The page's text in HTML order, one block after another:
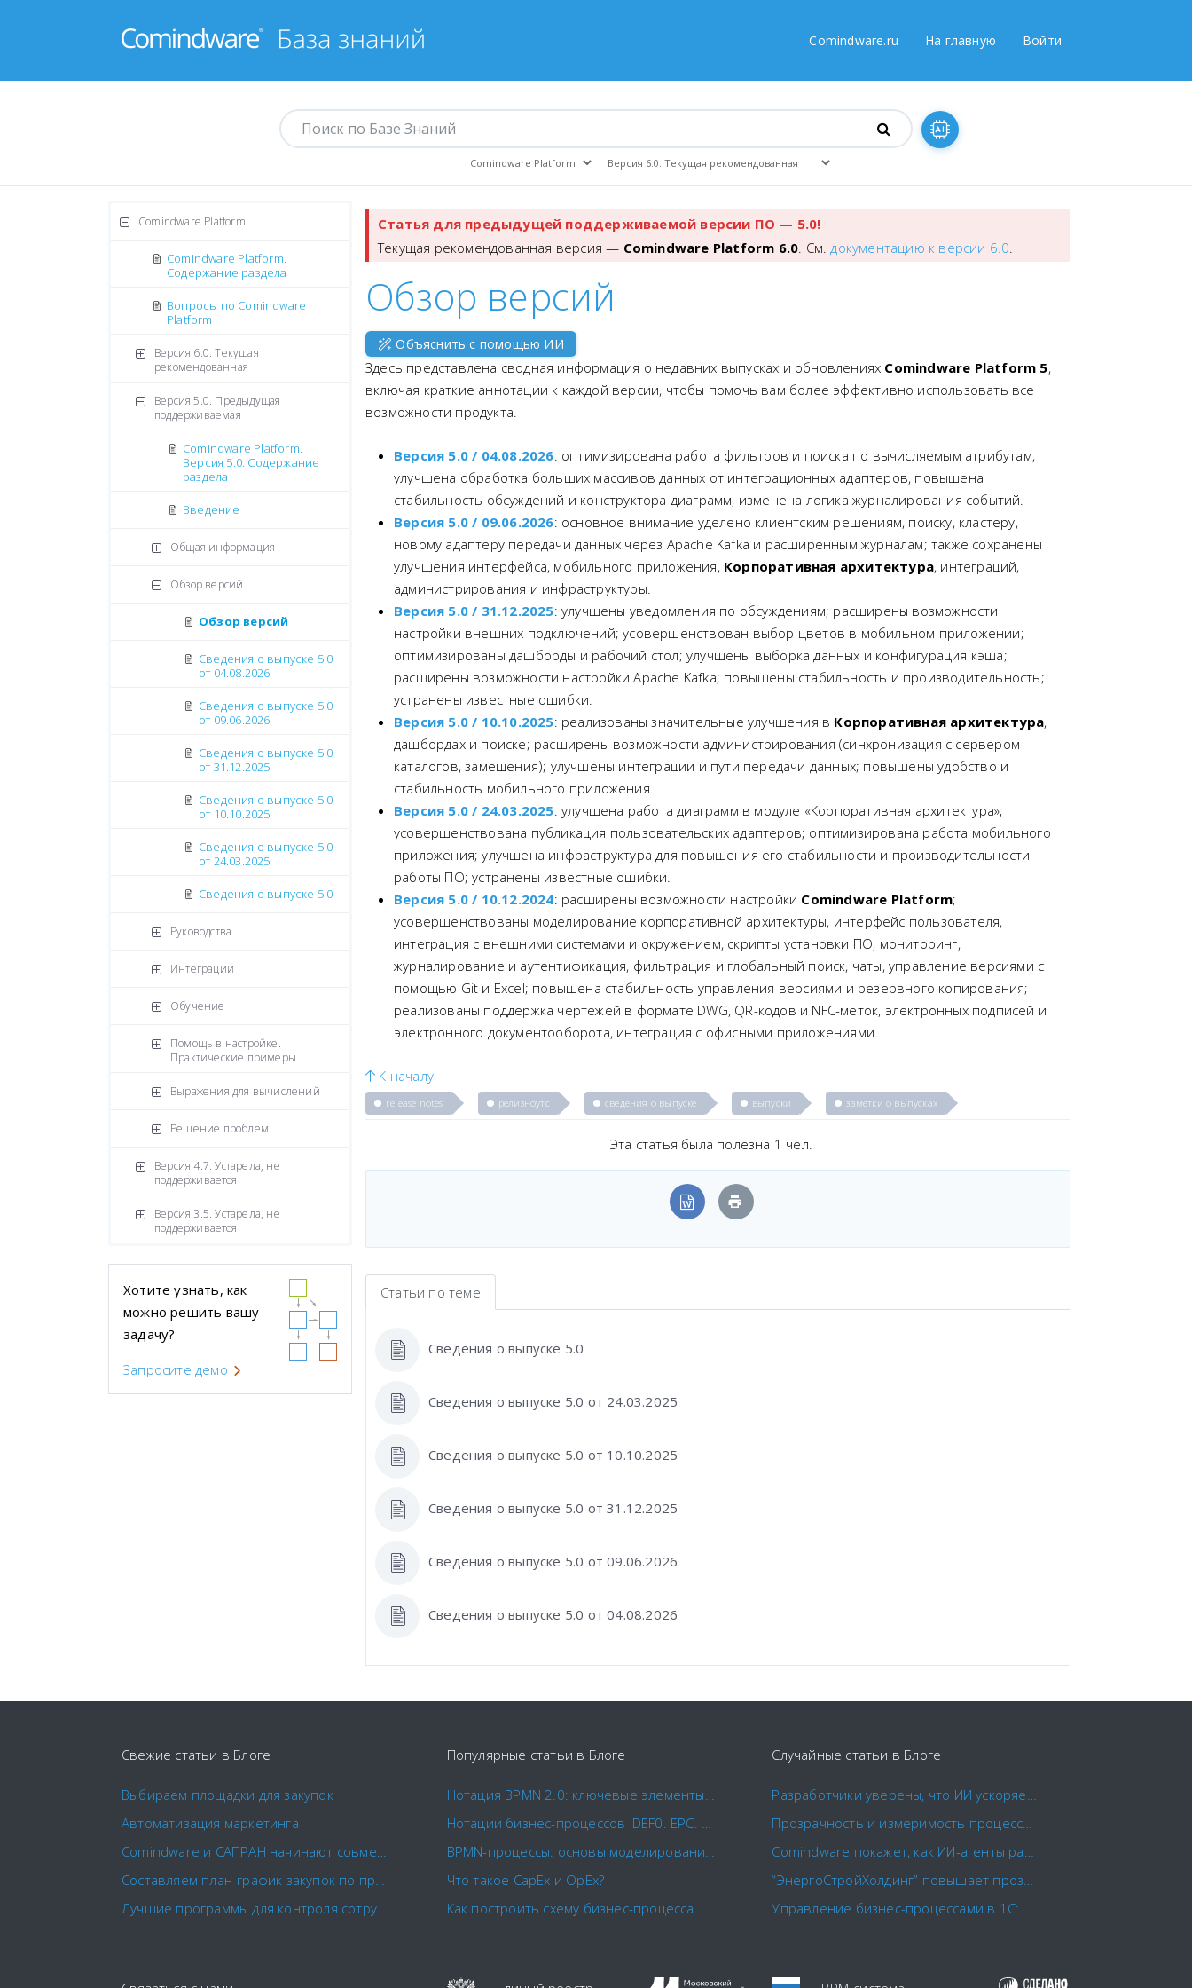
Comindware.ru На главную Войти
Comindware Platform
Comindware Platform.
Содержание раздела
Вопросы по Comindware
Platform
Версия 6.0. Текущая
рекомендованная
Версия 5.0. Предыдущая
поддерживаемая
Comindware Platform.
Версия 5.0. Содержание
раздела
Введение
Общая информация
Обзор версий
Обзор версий
Сведения о выпуске 5.0
от 04.08.2026
Сведения о выпуске 5.0
от 09.06.2026
Сведения о выпуске 5.0
от 31.12.2025
Сведения о выпуске 5.0
от 10.10.2025
Сведения о выпуске 5.0
от 24.03.2025
Сведения о выпуске 5.0
Руководства
Интеграции
Обучение
Помощь в настройке.
Практические примеры
Выражения для вычислений
Решение проблем
Версия 4.7. Устарела, не
поддерживается
Версия 3.5. Устарела, не
поддерживается
Хотите узнать, как
можно решить вашу
задачу?
Запросите демо
Статья для предыдущей поддерживаемой версии ПО — 5.0!
Текущая рекомендованная версия — Comindware Platform 6.0. См.документацию к версии 6.0.
Обзор версий
Объяснить с помощью ИИ
Здесь представлена сводная информация о недавних выпусках и обновлениях Comindware Platform 5,
включая краткие аннотации к каждой версии, чтобы помочь вам более эффективно использовать все
возможности продукта.
Версия 5.0 / 04.08.2026: оптимизирована работа фильтров и поиска по вычисляемым атрибутам,
улучшена обработка больших массивов данных от интеграционных адаптеров, повышена
стабильность обсуждений и конструктора диаграмм, изменена логика журналирования событий.
Версия 5.0 / 09.06.2026: основное внимание уделено клиентским решениям, поиску, кластеру,
новому адаптеру передачи данных через Apache Kafka и расширенным журналам; также сохранены
улучшения интерфейса, мобильного приложения, Корпоративная архитектура, интеграций,
администрирования и инфраструктуры.
Версия 5.0 / 31.12.2025: улучшены уведомления по обсуждениям; расширены возможности
настройки внешних подключений; усовершенствован выбор цветов в мобильном приложении;
оптимизированы дашборды и рабочий стол; улучшены выборка данных и конфигурация кэша;
расширены возможности настройки Apache Kafka; повышены стабильность и производительность;
устранены известные ошибки.
Версия 5.0 / 10.10.2025: реализованы значительные улучшения в Корпоративная архитектура,
дашбордах и поиске; расширены возможности администрирования (синхронизация с сервером
каталогов, замещения); улучшены интеграции и пути передачи данных; повышены удобство и
стабильность мобильного приложения.
Версия 5.0 / 24.03.2025: улучшена работа диаграмм в модуле «Корпоративная архитектура»;
усовершенствована публикация пользовательских адаптеров; оптимизирована работа мобильного
приложения; улучшена инфраструктура для повышения его стабильности и производительности
работы ПО; устранены известные ошибки.
Версия 5.0 / 10.12.2024: расширены возможности настройки Comindware Platform;
усовершенствованы моделирование корпоративной архитектуры, интерфейс пользователя,
интеграция с внешними системами и окружением, скрипты установки ПО, мониторинг,
журналирование и аутентификация, фильтрация и глобальный поиск, чаты, управление версиями с
помощью Git и Excel; повышена стабильность управления версиями и резервного копирования;
реализованы поддержка чертежей в формате DWG, QR-кодов и NFC-меток, электронных подписей и
электронного документооборота, интеграция с офисными приложениями.
К началу
release notes релизноутс сведения о выпуске выпуски заметки о выпусках
Эта статья была полезна 1 чел.
Статьи по теме
Сведения о выпуске 5.0
Сведения о выпуске 5.0 от 24.03.2025
Сведения о выпуске 5.0 от 10.10.2025
Сведения о выпуске 5.0 от 31.12.2025
Сведения о выпуске 5.0 от 09.06.2026
Сведения о выпуске 5.0 от 04.08.2026
Свежие статьи в Блоге
Выбираем площадки для закупок
Автоматизация маркетинга
Comindware и САПРАН начинают совместное внедрение российских CX-решений
Составляем план-график закупок по правилам
Лучшие программы для контроля сотрудников в 2022 году
Популярные статьи в Блоге
Нотация BPMN 2.0: ключевые элементы и описание
Нотации бизнес-процессов IDEF0. EPC. BPMN.
BPMN-процессы: основы моделирования и примеры бизнес-процессов
Что такое CapEx и OpEx?
Как построить схему бизнес-процесса
Случайные статьи в Блоге
Разработчики уверены, что ИИ ускоряет их на 24%, но замеры зафиксировали замедление на 19%
Прозрачность и измеримость процессов менеджмента качества
Comindware покажет, как ИИ-агенты работают внутри бизнес-процессов
“ЭнергоСтройХолдинг” повышает прозрачность работы финансового отдела с помощью Comindware Tracker
Управление бизнес-процессами в 1С: плюсы, минусы, альтернативы